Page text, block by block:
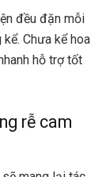
đều đặn mỗi
Chưa kể hoa
hỗ trợ tốt
rễ cam